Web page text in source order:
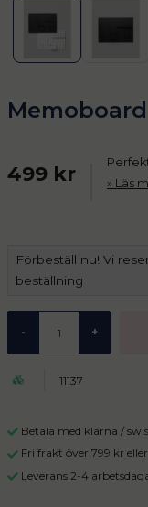
499 kr
Läs
Förbeställ nu! Vi
beställning
- +
11137
Betala med klarna /
Fri frakt över 799 kr
Leverans 2-4